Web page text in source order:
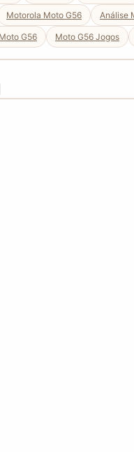
Motorola Moto G56 Análise
G56 Moto G56 Jogos